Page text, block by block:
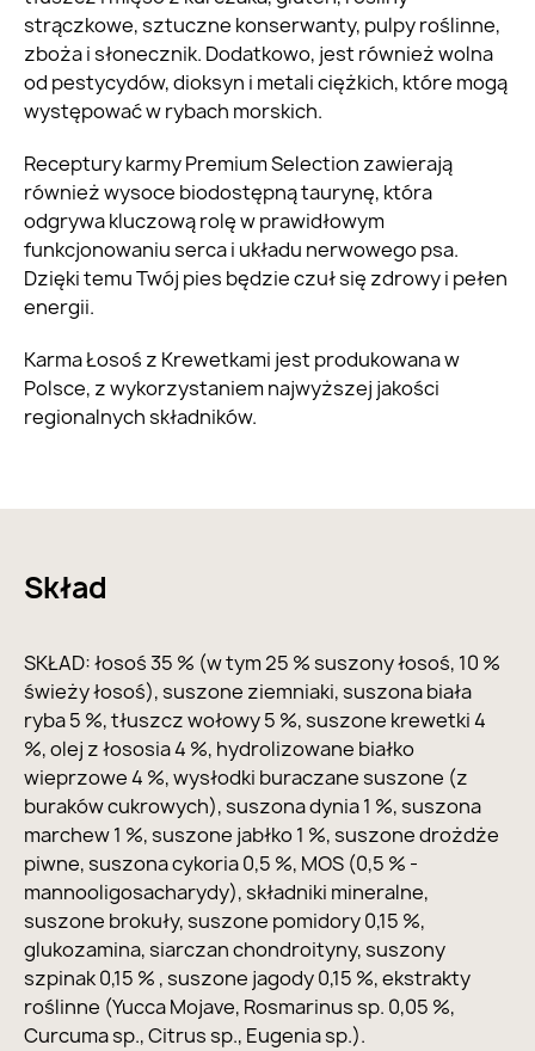
strączkowe, sztuczne konserwanty, pulpy roślinne,
zboża i słonecznik. Dodatkowo, jest również wolna
od pestycydów, dioksyn i metali ciężkich, które mogą
występować w rybach morskich.
Receptury karmy Premium Selection zawierają
również wysoce biodostępną taurynę, która
odgrywa kluczową rolę w prawidłowym
funkcjonowaniu serca i układu nerwowego psa.
Dzięki temu Twój pies będzie czuł się zdrowy i pełen
energii.
Karma Łosoś z Krewetkami jest produkowana w
Polsce, z wykorzystaniem najwyższej jakości
regionalnych składników.
Skład
SKŁAD: łosoś 35 % (w tym 25 % suszony łosoś, 10 %
świeży łosoś), suszone ziemniaki, suszona biała
ryba 5 %, tłuszcz wołowy 5 %, suszone krewetki 4
%, olej z łososia 4 %, hydrolizowane białko
wieprzowe 4 %, wysłodki buraczane suszone (z
buraków cukrowych), suszona dynia 1 %, suszona
marchew 1 %, suszone jabłko 1 %, suszone drożdże
piwne, suszona cykoria 0,5 %, MOS (0,5 % -
mannooligosacharydy), składniki mineralne,
suszone brokuły, suszone pomidory 0,15 %,
glukozamina, siarczan chondroityny, suszony
szpinak 0,15 % , suszone jagody 0,15 %, ekstrakty
roślinne (Yucca Mojave, Rosmarinus sp. 0,05 %,
Curcuma sp., Citrus sp., Eugenia sp.).